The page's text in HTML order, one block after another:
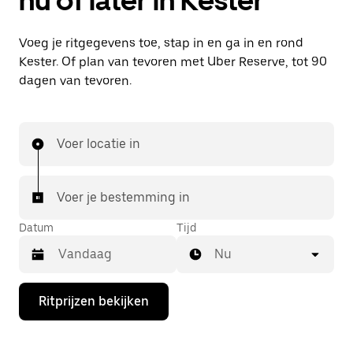
Voeg je ritgegevens toe, stap in en ga in en rond
Kester. Of plan van tevoren met Uber Reserve, tot 90
dagen van tevoren.
Voer locatie in
Voer je bestemming in
Datum
Druk
de
Tijd
Nu
Ritprijzen bekijken